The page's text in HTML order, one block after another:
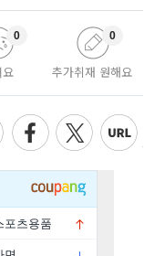
0
추가취재 원해요
0